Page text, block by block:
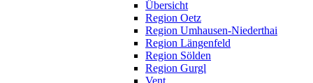
Übersicht
Region Oetz
Region Umhausen-Niederthai
Region Längenfeld
Region Sölden
Region Gurgl
Vent